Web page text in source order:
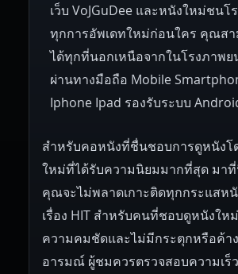
1937 1930
Czech Republic Brazil
เว็บ VoJGuDee และหนังใหม่ชนโ
ทุกการอัพเดทใหม่ก่อนใคร คุณส
ได้ทุกที่นอกเหนือจากในโรงภาพ
ผ่านทางมือถือ Mobile
Iphone Ipad รองรับระบบ
สำหรับคอหนังที่ชื่นชอบการดูหนังโ
ใหม่ที่ได้รับความนิยมมากที่สุด มาที่
คุณจะไม่พลาดเกาะติดทุกกระแสห
เรื่อง HIT สำหรับคนที่ชอบดูหนังให
ความคมชัดและไม่มีกระตุกหรือค้าง
อารมณ์ ผู้ชมควรตรวจสอบความเร็